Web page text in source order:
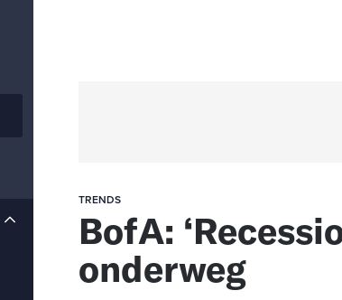
TRENDS
BofA:
onderweg